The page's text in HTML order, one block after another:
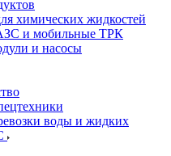
химических жидкостей
и мобильные ТРК
и насосы
воды и жидких